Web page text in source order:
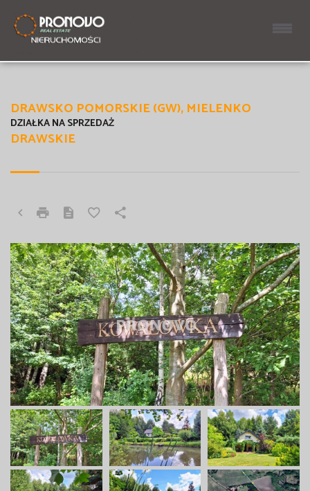
DRAWSKO POMORSKIE (GW), MIELENKO
DRAWSKIE
DZIAŁKA NA SPRZEDAŻ